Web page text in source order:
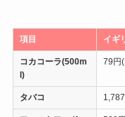
項目 イギ
コカコーラ(500m
l)
79円
タバコ